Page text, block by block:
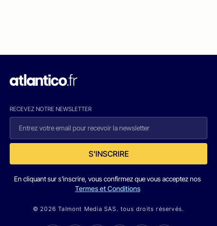
RECEVEZ NOTRE NEWSLETTER
S'INSCRIRE
En cliquant sur s'inscrire, vous confirmez que vous acceptez nos
Termes et Conditions
© 2026 Talmont Media SAS. tous droits réservés.